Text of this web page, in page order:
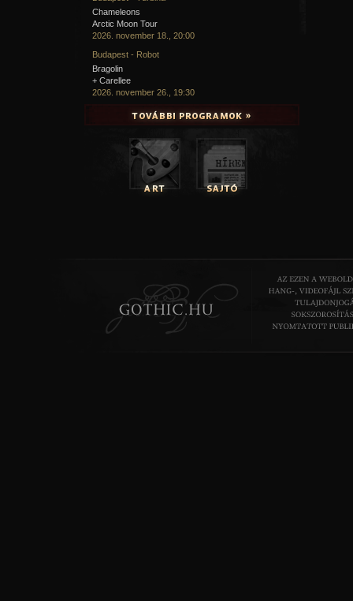
Chameleons
Arctic Moon Tour
2026. november 18., 20:00
Budapest - Robot
Bragolin
+ Carellee
2026. november 26., 19:30